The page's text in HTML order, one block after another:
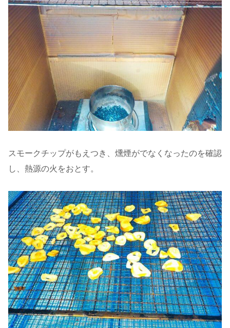
スモークチップがもえつき、燻煙がでなくなったのを確認
し、熱源の火をおとす。